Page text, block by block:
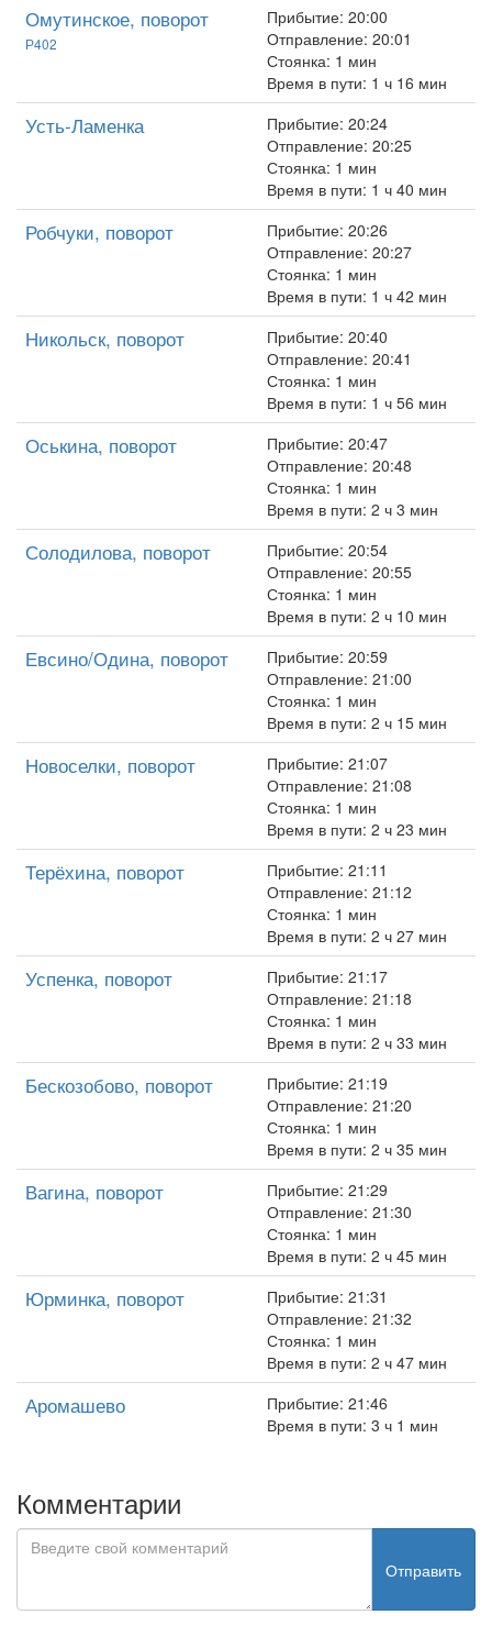
Омутинское, поворот
Р402
Прибытие: 20:00
Отправление: 20:01
Стоянка: 1 мин
Время в пути: 1 ч 16 мин
Усть-Ламенка
Прибытие: 20:24
Отправление: 20:25
Стоянка: 1 мин
Время в пути: 1 ч 40 мин
Робчуки, поворот
Прибытие: 20:26
Отправление: 20:27
Стоянка: 1 мин
Время в пути: 1 ч 42 мин
Никольск, поворот
Прибытие: 20:40
Отправление: 20:41
Стоянка: 1 мин
Время в пути: 1 ч 56 мин
Оськина, поворот
Прибытие: 20:47
Отправление: 20:48
Стоянка: 1 мин
Время в пути: 2 ч 3 мин
Солодилова, поворот
Прибытие: 20:54
Отправление: 20:55
Стоянка: 1 мин
Время в пути: 2 ч 10 мин
Евсино/Одина, поворот
Прибытие: 20:59
Отправление: 21:00
Стоянка: 1 мин
Время в пути: 2 ч 15 мин
Новоселки, поворот
Прибытие: 21:07
Отправление: 21:08
Стоянка: 1 мин
Время в пути: 2 ч 23 мин
Терёхина, поворот
Прибытие: 21:11
Отправление: 21:12
Стоянка: 1 мин
Время в пути: 2 ч 27 мин
Успенка, поворот
Прибытие: 21:17
Отправление: 21:18
Стоянка: 1 мин
Время в пути: 2 ч 33 мин
Бескозобово, поворот
Прибытие: 21:19
Отправление: 21:20
Стоянка: 1 мин
Время в пути: 2 ч 35 мин
Вагина, поворот
Прибытие: 21:29
Отправление: 21:30
Стоянка: 1 мин
Время в пути: 2 ч 45 мин
Юрминка, поворот
Прибытие: 21:31
Отправление: 21:32
Стоянка: 1 мин
Время в пути: 2 ч 47 мин
Аромашево
Прибытие: 21:46
Время в пути: 3 ч 1 мин
Комментарии
Отправить